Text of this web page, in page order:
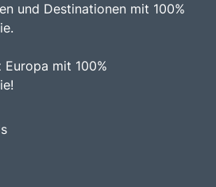
und Destinationen mit 100%
Europa mit 100%